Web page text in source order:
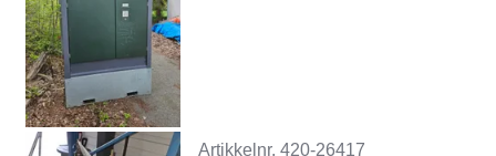
Artikkelnr. 420-26417